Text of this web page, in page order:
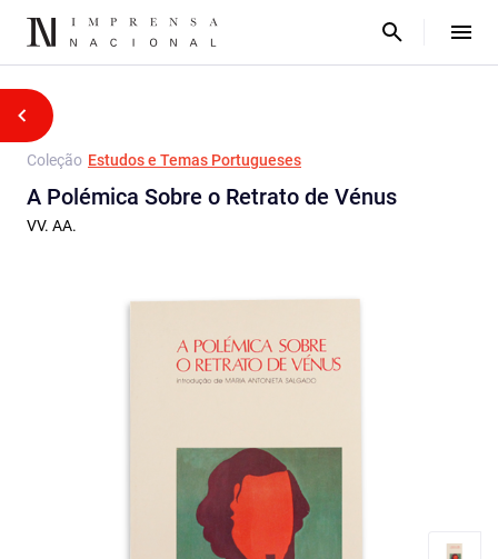
Coleção Estudos e Temas Portugueses
A Polémica Sobre o Retrato de Vénus
VV. AA.